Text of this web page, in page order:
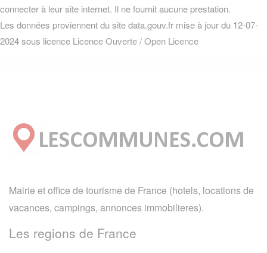
connecter à leur site internet. Il ne fournit aucune prestation.
Les données proviennent du site data.gouv.fr mise à jour du 12-07-
2024 sous licence Licence Ouverte / Open Licence
Mairie et office de tourisme de France (hotels, locations de
vacances, campings, annonces immobilieres).
Les regions de France